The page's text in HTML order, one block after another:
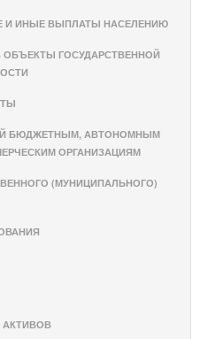
И ИНЫЕ ВЫПЛАТЫ НАСЕЛЕНИЮ
ГОСУДАРСТВЕННОЙ
БЮДЖЕТНЫМ, АВТОНОМНЫМ
ОРГАНИЗАЦИЯМ
(МУНИЦИПАЛЬНОГО)